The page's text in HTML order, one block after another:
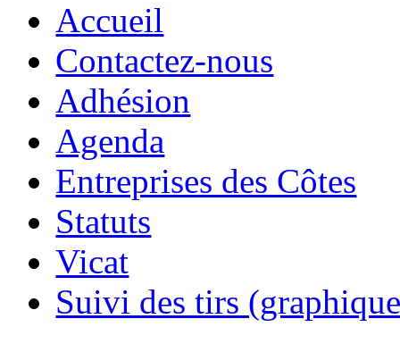
Accueil
Contactez-nous
Adhésion
Agenda
Entreprises des Côtes
Statuts
Vicat
Suivi des tirs